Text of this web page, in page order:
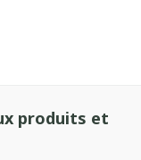
produits et